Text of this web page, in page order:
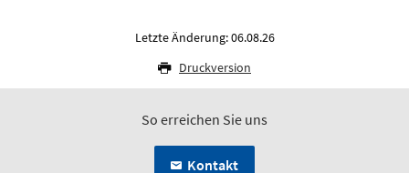
Letzte Änderung: 06.08.26
Druckversion
So erreichen Sie uns
Kontakt